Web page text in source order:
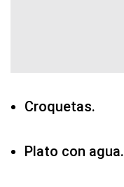
Croquetas.
Plato con agua.